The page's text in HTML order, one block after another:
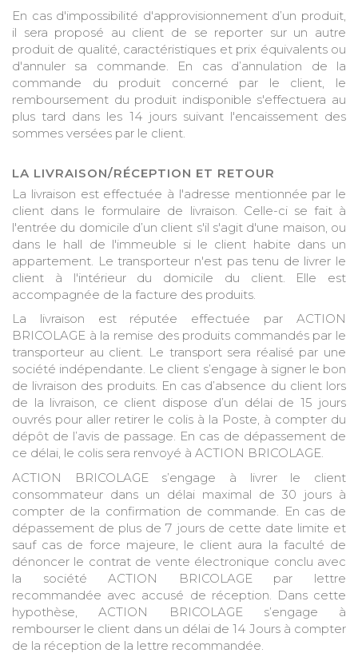
En cas d'impossibilité d'approvisionnement d’un produit,
il sera proposé au client de se reporter sur un autre
produit de qualité, caractéristiques et prix équivalents ou
d'annuler sa commande. En cas d’annulation de la
commande du produit concerné par le client, le
remboursement du produit indisponible s'effectuera au
plus tard dans les 14 jours suivant l'encaissement des
sommes versées par le client.
LA LIVRAISON/RÉCEPTION ET RETOUR
La livraison est effectuée à l'adresse mentionnée par le
client dans le formulaire de livraison. Celle-ci se fait à
l'entrée du domicile d’un client s'il s'agit d'une maison, ou
dans le hall de l'immeuble si le client habite dans un
appartement. Le transporteur n'est pas tenu de livrer le
client à l'intérieur du domicile du client. Elle est
accompagnée de la facture des produits.
La livraison est réputée effectuée par ACTION
BRICOLAGE à la remise des produits commandés par le
transporteur au client. Le transport sera réalisé par une
société indépendante. Le client s’engage à signer le bon
de livraison des produits. En cas d’absence du client lors
de la livraison, ce client dispose d’un délai de 15 jours
ouvrés pour aller retirer le colis à la Poste, à compter du
dépôt de l’avis de passage. En cas de dépassement de
ce délai, le colis sera renvoyé à ACTION BRICOLAGE.
ACTION BRICOLAGE s’engage à livrer le client
consommateur dans un délai maximal de 30 jours à
compter de la confirmation de commande. En cas de
dépassement de plus de 7 jours de cette date limite et
sauf cas de force majeure, le client aura la faculté de
dénoncer le contrat de vente électronique conclu avec
la société ACTION BRICOLAGE par lettre
recommandée avec accusé de réception. Dans cette
hypothèse, ACTION BRICOLAGE s’engage à
rembourser le client dans un délai de 14 Jours à compter
de la réception de la lettre recommandée.